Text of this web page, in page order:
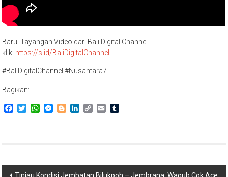
Baru! Tayangan Video dari Bali Digital Channel
klik: https://s.id/BaliDigitalChannel
#BaliDigitalChannel #Nusantara7
Bagikan:
Facebook
TwitterWhatsApp
Messenger
BloggerLinkedIn
CopyEmail